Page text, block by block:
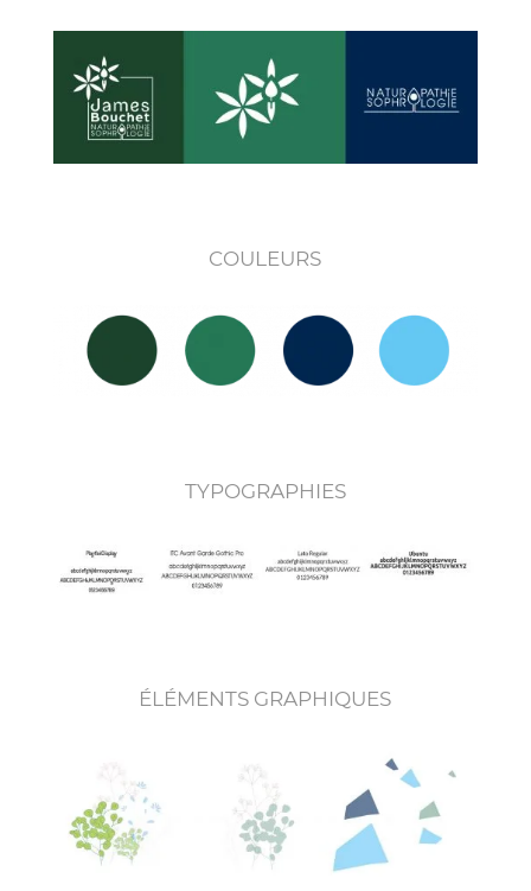
COULEURS
TYPOGRAPHIES
ÉLÉMENTS GRAPHIQUES